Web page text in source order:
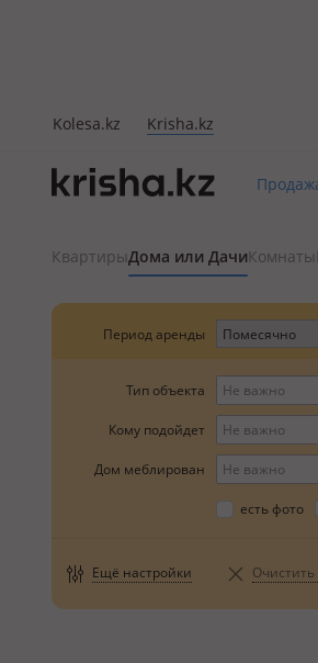
Kolesa.kz Krisha.kz
Квартиры Дома или ДачиКомнаты
Период аренды
Тип объекта Не важно
Кому подойдет Не важно
Дом меблирован Не важно
есть фото
Ещё настройки Очистить